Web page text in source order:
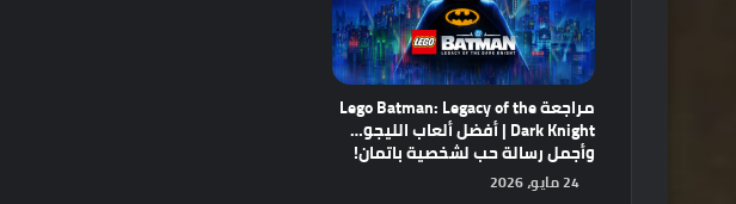
مراجعة Lego Batman: Legacy of the
Dark Knight | أفضل ألعاب الليجو…
وأجمل رسالة حب لشخصية باتمان!
24 مايو، 2026